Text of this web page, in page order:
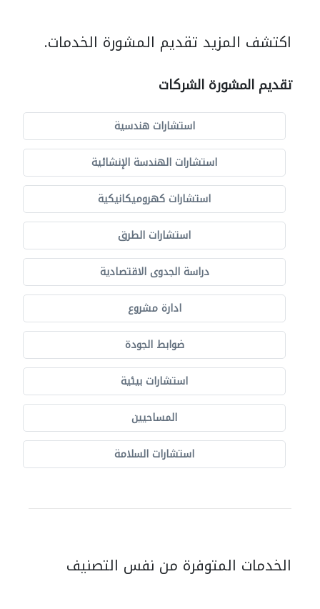
اكتشف المزيد تقديم المشورة الخدمات.
تقديم المشورة الشركات
استشارات هندسية
استشارات الهندسة الإنشائية
استشارات كهروميكانيكية
استشارات الطرق
دراسة الجدوى الاقتصادية
ادارة مشروع
ضوابط الجودة
استشارات بيئية
المساحيين
استشارات السلامة
الخدمات المتوفرة من نفس التصنيف